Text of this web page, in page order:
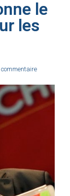
le
les